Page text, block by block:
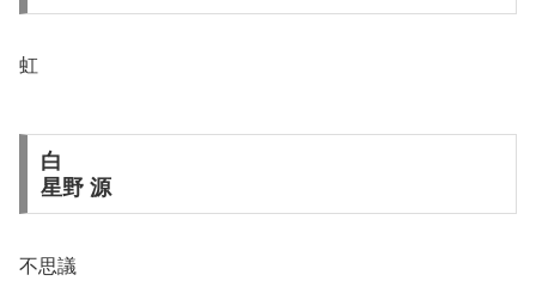
虹
白
星野 源
不思議